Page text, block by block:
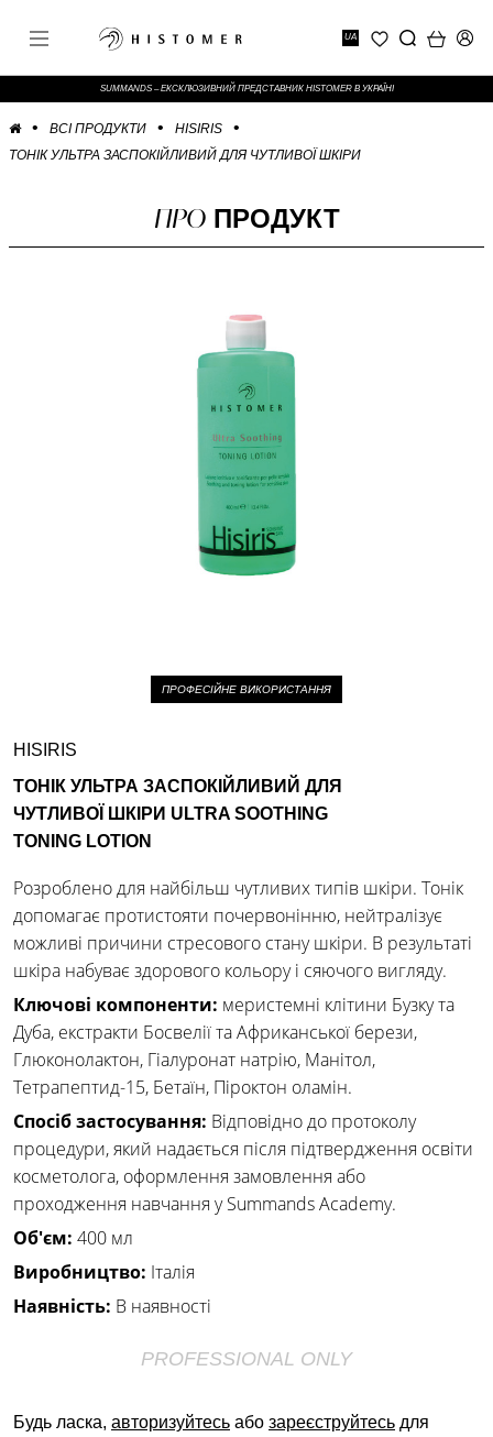
UA
SUMMANDS – ЕКСКЛЮЗИВНИЙ ПРЕДСТАВНИК HISTOMER В УКРАЇНІ
ВСІ ПРОДУКТИ
HISIRIS
ТОНІК УЛЬТРА ЗАСПОКІЙЛИВИЙ ДЛЯ ЧУТЛИВОЇ ШКІРИ
ПРОПРОДУКТ
ПРОФЕСІЙНЕ ВИКОРИСТАННЯ
HISIRIS
ТОНІК УЛЬТРА ЗАСПОКІЙЛИВИЙ ДЛЯ
ЧУТЛИВОЇ ШКІРИ ULTRA SOOTHING
TONING LOTION
Розроблено для найбільш чутливих типів шкіри. Тонік
допомагає протистояти почервонінню, нейтралізує
можливі причини стресового стану шкіри. В результаті
шкіра набуває здорового кольору і сяючого вигляду.
Ключові компоненти: меристемні клітини Бузку та
Дуба, екстракти Босвелії та Африканської берези,
Глюконолактон, Гіалуронат натрію, Манітол,
Тетрапептид-15, Бетаїн, Піроктон оламін.
Спосіб застосування: Відповідно до протоколу
процедури, який надається після підтвердження освіти
косметолога, оформлення замовлення або
проходження навчання у Summands Academy.
Об'єм: 400 мл
Виробництво: Італія
Наявність: В наявності
PROFESSIONAL ONLY
Будь ласка, авторизуйтесь або зареєструйтесь для